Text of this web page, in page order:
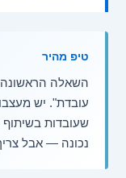
טיפ מהיר
השאלה הראשונה
עובדת". יש
שעובדות
נכונה — אבל